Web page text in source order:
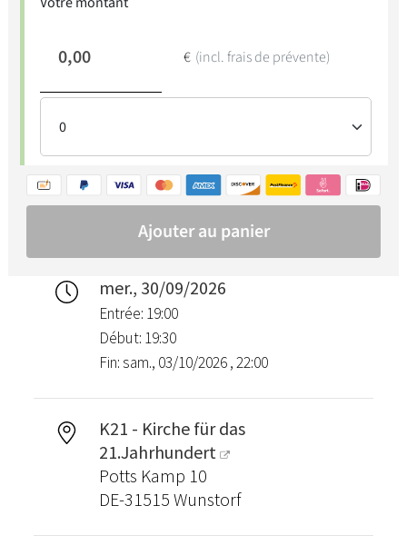
mer., 30/09/2026
Entrée: 19:00
Début: 19:30
Fin: sam., 03/10/2026 , 22:00
K21 - Kirche für das
21.Jahrhundert
Potts Kamp 10
DE-31515 Wunstorf